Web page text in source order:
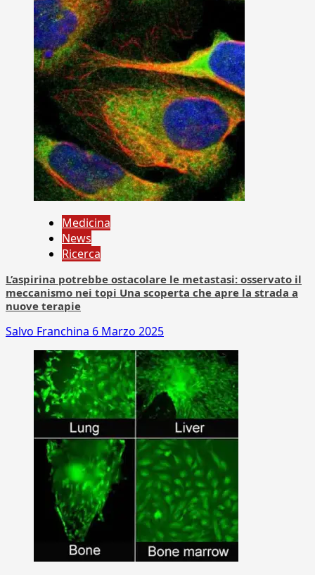
Medicina
News
Ricerca
L’aspirina potrebbe ostacolare le metastasi: osservato il
meccanismo nei topi Una scoperta che apre la strada a
nuove terapie
Salvo Franchina 6 Marzo 2025